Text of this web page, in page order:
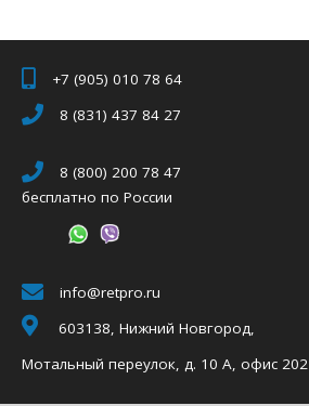
+7 (905) 010 78 64
8 (831) 437 84 27
8 (800) 200 78 47
бесплатно по России
info@retpro.ru
603138, Нижний Новгород,
Мотальный переулок, д. 10 А, офис 202